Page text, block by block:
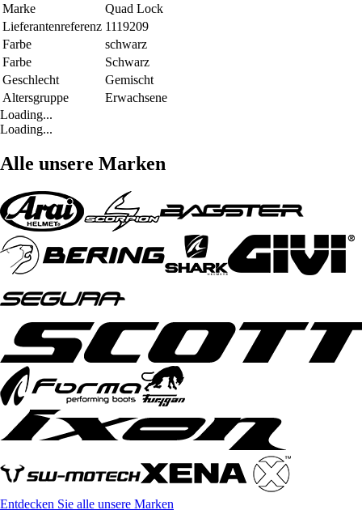
Marke
Quad Lock
Lieferantenreferenz 1119209
Farbe
schwarz
Farbe
Schwarz
Geschlecht
Gemischt
Altersgruppe
Erwachsene
Loading...
Loading...
Alle unsere Marken
Entdecken Sie alle unsere Marken